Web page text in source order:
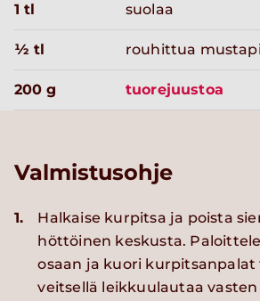
1 tl suolaa
½ tl rouhittua
200 g tuorejuustoa
Valmistusohje
1.
Halkaise kurpitsa ja poista
höttöinen keskusta. Paloittele
osaan ja kuori kurpitsanpalat
veitsellä leikkuulautaa